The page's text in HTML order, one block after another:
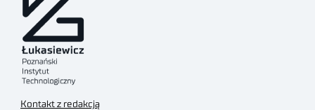
Kontakt z redakcją